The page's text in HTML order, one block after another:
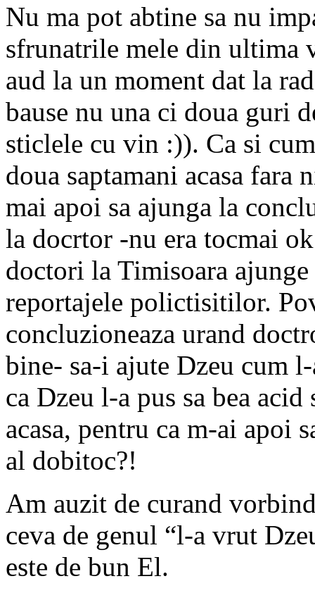
Nu ma pot abtine sa nu
sfrunatrile mele din ultima
aud la un moment dat la
bause nu una ci doua guri
sticlele cu vin :)). Ca si
doua saptamani acasa
mai apoi sa ajunga la
la docrtor -nu era tocmai
doctori la Timisoara
reportajele polictisitilor.
concluzioneaza urand
bine- sa-i ajute Dzeu cum
ca Dzeu l-a pus sa bea
acasa, pentru ca m-ai apoi
al dobitoc?!
Am auzit de curand
ceva de genul “l-a vrut
este de bun El.